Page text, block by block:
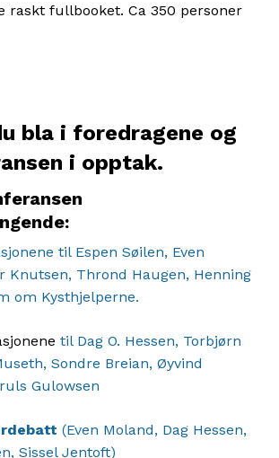
raskt fullbooket. Ca 350 personer
bla i foredragene og
i opptak.
til Espen Søilen, Even
Knutsen, Thrond Haugen, Henning
om Kysthjelperne.
til Dag O. Hessen, Torbjørn
Sondre Breian, Øyvind
Gulowsen
(Even Moland, Dag Hessen,
Sissel Jentoft)